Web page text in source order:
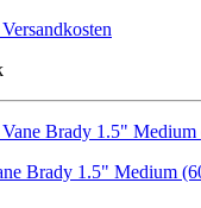
Brady 1.5" Medium